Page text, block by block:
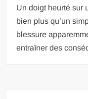
Un doigt heurté sur
bien plus qu’un
blessure
entraîner des